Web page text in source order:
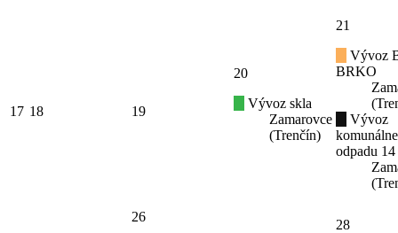
17 18 19
20
Vývoz skla
Zamarovce
(Trenčín)
21
Vývoz
BRKO
Vývoz
odpadu
26
28